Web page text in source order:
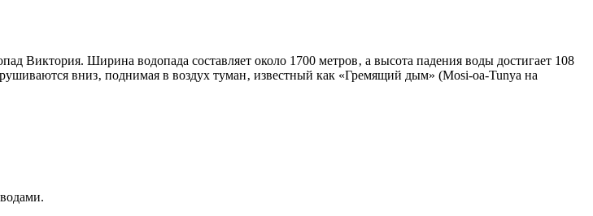
Виктория. Ширина водопада составляет около 1700 метров‚ а высота падения воды достигает 108
вниз‚ поднимая в воздух туман‚ известный как «Гремящий дым» (Mosi-oa-Tunya на